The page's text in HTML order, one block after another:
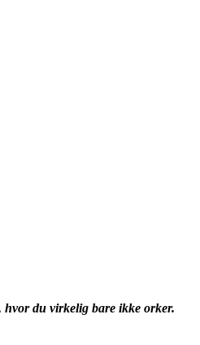
hvor du virkelig bare ikke orker.